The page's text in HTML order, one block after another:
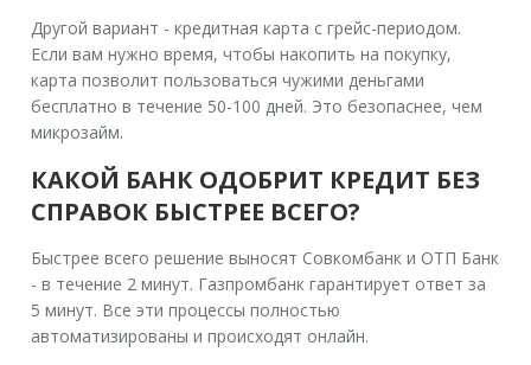
Другой вариант - кредитная карта с грейс-периодом.
Если вам нужно время, чтобы накопить на покупку,
карта позволит пользоваться чужими деньгами
бесплатно в течение 50-100 дней. Это безопаснее, чем
микрозайм.
КАКОЙ БАНК ОДОБРИТ КРЕДИТ БЕЗ
СПРАВОК БЫСТРЕЕ ВСЕГО?
Быстрее всего решение выносят Совкомбанк и ОТП Банк
- в течение 2 минут. Газпромбанк гарантирует ответ за
5 минут. Все эти процессы полностью
автоматизированы и происходят онлайн.